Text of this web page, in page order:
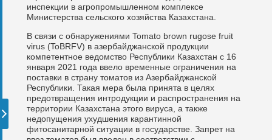
инспекции в агропромышленном комплексе
Министерства сельского хозяйства Казахстана.
В связи с обнаружениями Tomato brown rugose fruit
virus (ToBRFV) в азербайджанской продукции
компетентное ведомство Республики Казахстан с 16
января 2021 года ввело временные ограничения на
поставки в страну томатов из Азербайджанской
Республики. Такая мера была принята в целях
предотвращения интродукции и распространения на
территории Казахстана этого вируса, а также
недопущения ухудшения карантинной
фитосанитарной ситуации в государстве. Запрет на